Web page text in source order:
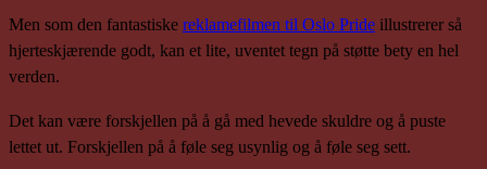
Men som den fantastiske reklamefilmen til Oslo Pride illustrerer så
hjerteskjærende godt, kan et lite, uventet tegn på støtte bety en hel
verden.
Det kan være forskjellen på å gå med hevede skuldre og å puste
lettet ut. Forskjellen på å føle seg usynlig og å føle seg sett.